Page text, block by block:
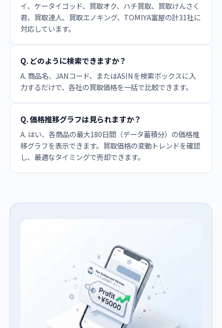
イ、ケータイゴッド、買取オク、ハチ買取、買取けんさく
君、買取達人、買取エノキング、TOMIYA富屋の計31社に
対応しています。
Q. どのように検索できますか？
A. 商品名、JANコード、またはASINを検索ボックスに入
力するだけで、各社の買取価格を一括で比較できます。
Q. 価格推移グラフは見られますか？
A. はい、各商品の最大180日間（データ蓄積分）の価格推
移グラフを表示できます。買取価格の変動トレンドを確認
し、最適なタイミングで売却できます。